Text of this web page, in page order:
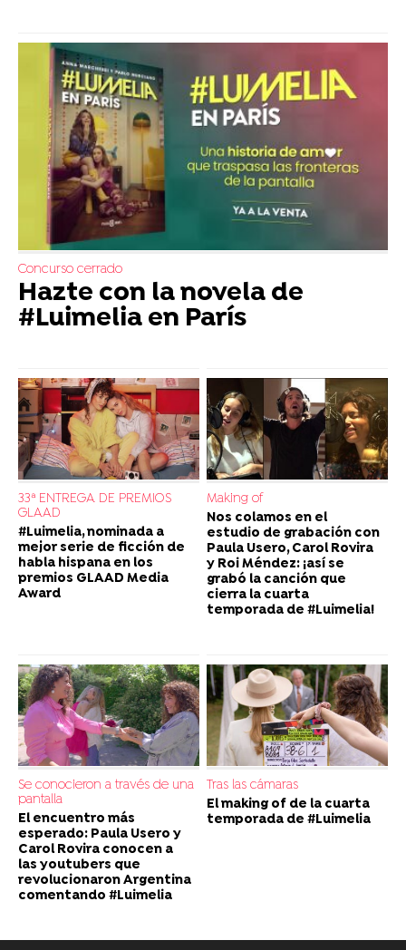
Concurso cerrado
Hazte con la novela de
#Luimelia en París
33ª ENTREGA DE PREMIOS
GLAAD
#Luimelia, nominada a
mejor serie de ficción de
habla hispana en los
premios GLAAD Media
Award
Making of
Nos colamos en el
estudio de grabación con
Paula Usero, Carol Rovira
y Roi Méndez: ¡así se
grabó la canción que
cierra la cuarta
temporada de #Luimelia!
Se conocieron a través de una
pantalla
El encuentro más
esperado: Paula Usero y
Carol Rovira conocen a
las youtubers que
revolucionaron Argentina
comentando #Luimelia
Tras las cámaras
El making of de la cuarta
temporada de #Luimelia